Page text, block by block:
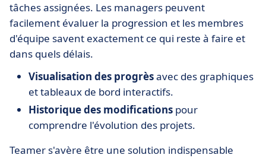
tâches assignées. Les managers peuvent
facilement évaluer la progression et les membres
d'équipe savent exactement ce qui reste à faire et
dans quels délais.
Visualisation des progrèsavec des graphiques
et tableaux de bord interactifs.
Historique des modifications pour
comprendre l'évolution des projets.
Teamer s'avère être une solution indispensable